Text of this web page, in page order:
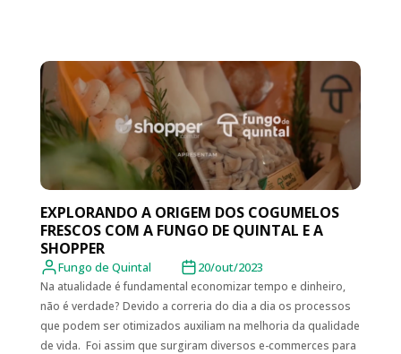
EXPLORANDO A ORIGEM DOS COGUMELOS
FRESCOS COM A FUNGO DE QUINTAL E A
SHOPPER
Fungo de Quintal 20/out/2023
Na atualidade é fundamental economizar tempo e dinheiro,
não é verdade? Devido a correria do dia a dia os processos
que podem ser otimizados auxiliam na melhoria da qualidade
de vida. Foi assim que surgiram diversos e-commerces para